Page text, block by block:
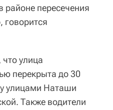
районе пересечения
говорится
улица
перекрыта до 30
улицами Наташи
Также водители